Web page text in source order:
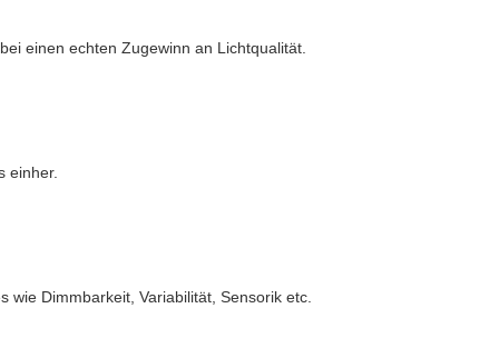
einen echten Zugewinn an Lichtqualität.
einher.
Dimmbarkeit, Variabilität, Sensorik etc.